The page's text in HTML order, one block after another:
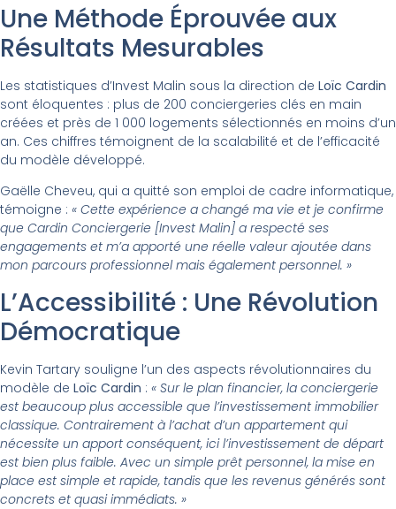
Une Méthode Éprouvée aux
Résultats Mesurables
Les statistiques d’Invest Malin sous la direction de Loïc Cardin
sont éloquentes : plus de 200 conciergeries clés en main
créées et près de 1 000 logements sélectionnés en moins d’un
an. Ces chiffres témoignent de la scalabilité et de l’efficacité
du modèle développé.
Gaëlle Cheveu, qui a quitté son emploi de cadre informatique,
témoigne : « Cette expérience a changé ma vie et je confirme
que Cardin Conciergerie [Invest Malin] a respecté ses
engagements et m’a apporté une réelle valeur ajoutée dans
mon parcours professionnel mais également personnel. »
L’Accessibilité : Une Révolution
Démocratique
Kevin Tartary souligne l’un des aspects révolutionnaires du
modèle de Loïc Cardin : « Sur le plan financier, la conciergerie
est beaucoup plus accessible que l’investissement immobilier
classique. Contrairement à l’achat d’un appartement qui
nécessite un apport conséquent, ici l’investissement de départ
est bien plus faible. Avec un simple prêt personnel, la mise en
place est simple et rapide, tandis que les revenus générés sont
concrets et quasi immédiats. »